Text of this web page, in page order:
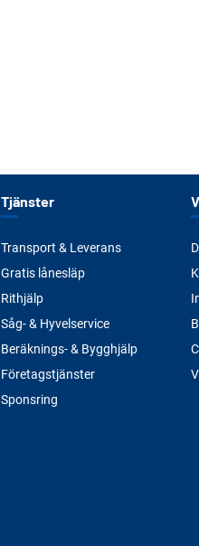
Tjänster
Transport & Leverans
Gratis lånesläp
Rithjälp
Såg- & Hyvelservice
Beräknings- & Bygghjälp
Företagstjänster
Sponsring